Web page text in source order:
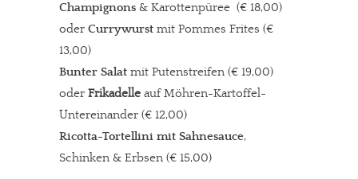
Champignons & Karottenpüree (€ 18,00)
oder Currywurst mit Pommes Frites (€
13,00)
Bunter Salat mit Putenstreifen (€ 19,00)
oder Frikadelle auf Möhren-Kartoffel-
Untereinander (€ 12,00)
Ricotta-Tortellini mit Sahnesauce,
Schinken & Erbsen (€ 15,00)